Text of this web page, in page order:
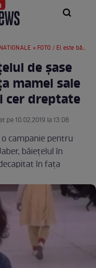
» FOTO / El este băiețelul de șase ani, decapitat în fața mamei sale cu un ciob! Oamenii cer dreptate
de șase
mamei sale
cer dreptate
pe 10.02.2019 la 13:08
campanie pentru
băiețelul în
în fața